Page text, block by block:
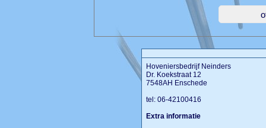
Hoveniersbedrijf Neinders
Dr. Koekstraat 12
7548AH Enschede
tel: 06-42100416
Extra informatie